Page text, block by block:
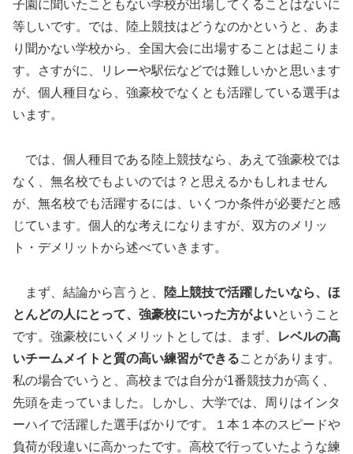
子園に聞いたこともない学校が出場してくることはないに
等しいです。では、陸上競技はどうなのかというと、あま
り聞かない学校から、全国大会に出場することは起こりま
す。さすがに、リレーや駅伝などでは難しいかと思います
が、個人種目なら、強豪校でなくとも活躍している選手は
います。
では、個人種目である陸上競技なら、あえて強豪校では
なく、無名校でもよいのでは？と思えるかもしれません
が、無名校でも活躍するには、いくつか条件が必要だと感
じています。個人的な考えになりますが、双方のメリッ
ト・デメリットから述べていきます。
まず、結論から言うと、
陸上競技で活躍したいなら、ほ
とんどの人にとって、強豪校にいった方がよいということ
です。強豪校にいくメリットとしては、まず、
レベルの高
いチームメイトと質の高い練習ができることがあります。
私の場合でいうと、高校までは自分が1番競技力が高く、
先頭を走っていました。しかし、大学では、周りはインタ
ーハイで活躍した選手ばかりです。１本１本のスピードや
負荷が段違いに高かったです。高校で行っていたような練